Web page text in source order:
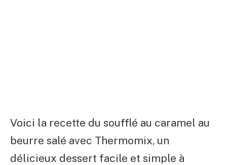
Voici la recette du soufflé au caramel au
beurre salé avec Thermomix, un
délicieux dessert facile et simple à